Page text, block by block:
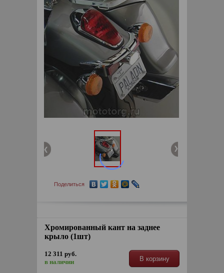
Поделиться
Хромированный кант на заднее
крыло (1шт)
12 311 руб.
в наличии
В корзину